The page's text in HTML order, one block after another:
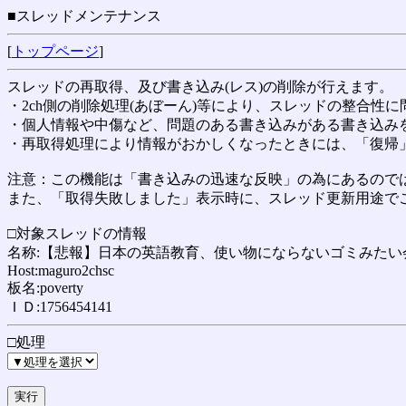
■スレッドメンテナンス
[ トップページ]
スレッドの再取得、及び書き込み(レス)の削除が行えます。
・2ch側の削除処理(あぼーん)等により、スレッドの整合性
・個人情報や中傷など、問題のある書き込みがある書き込
・再取得処理により情報がおかしくなったときには、「復帰
注意：この機能は「書き込みの迅速な反映」の為にあるの
また、「取得失敗しました」表示時に、スレッド更新用途
□対象スレッドの情報
名称:【悲報】日本の英語教育、使い物にならないゴミみた
Host:maguro2chsc
板名:poverty
ＩＤ:1756454141
□処理